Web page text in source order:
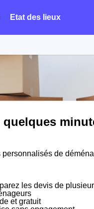
Etat des lieux